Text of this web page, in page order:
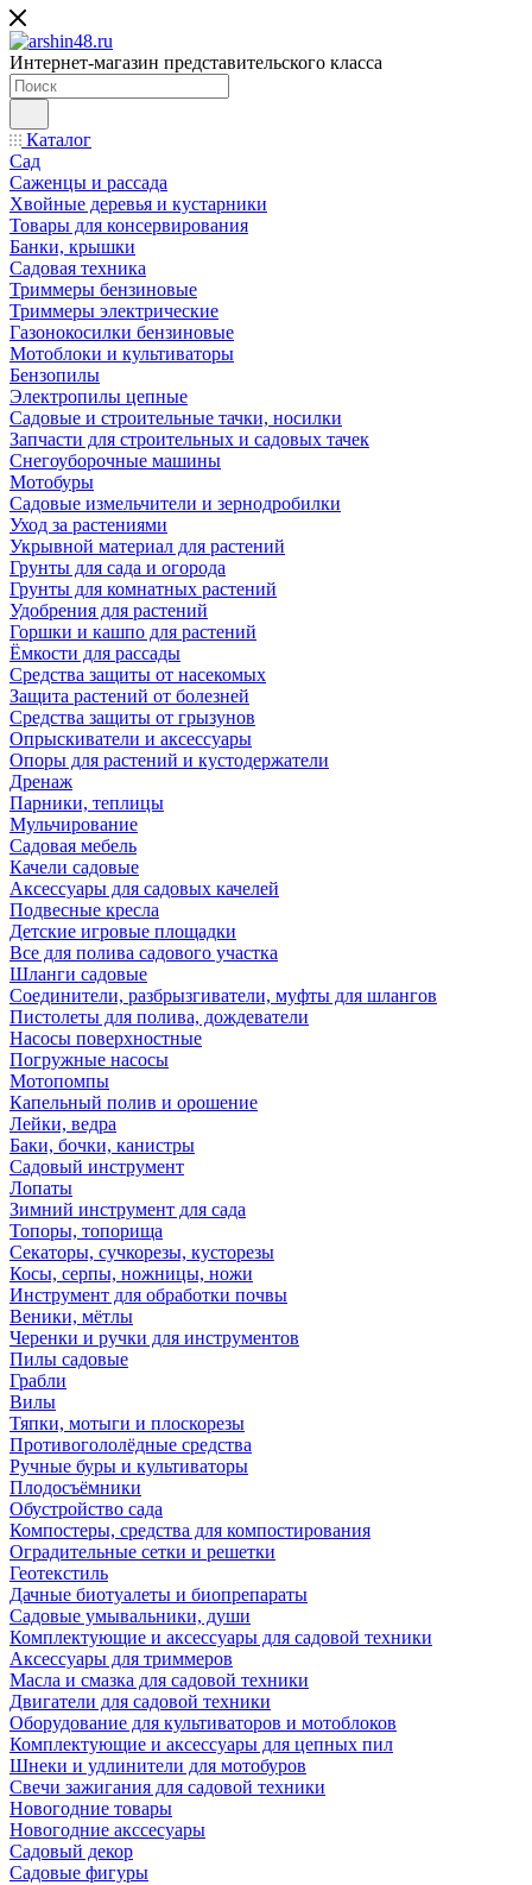
Интернет-магазин представительского класса
Каталог
Сад
Саженцы и рассада
Хвойные деревья и кустарники
Товары для консервирования
Банки, крышки
Садовая техника
Триммеры бензиновые
Триммеры электрические
Газонокосилки бензиновые
Мотоблоки и культиваторы
Бензопилы
Электропилы цепные
Садовые и строительные тачки, носилки
Запчасти для строительных и садовых тачек
Снегоуборочные машины
Мотобуры
Садовые измельчители и зернодробилки
Уход за растениями
Укрывной материал для растений
Грунты для сада и огорода
Грунты для комнатных растений
Удобрения для растений
Горшки и кашпо для растений
Ёмкости для рассады
Средства защиты от насекомых
Защита растений от болезней
Средства защиты от грызунов
Опрыскиватели и аксессуары
Опоры для растений и кустодержатели
Дренаж
Парники, теплицы
Мульчирование
Садовая мебель
Качели садовые
Аксессуары для садовых качелей
Подвесные кресла
Детские игровые площадки
Все для полива садового участка
Шланги садовые
Соединители, разбрызгиватели, муфты для шлангов
Пистолеты для полива, дождеватели
Насосы поверхностные
Погружные насосы
Мотопомпы
Капельный полив и орошение
Лейки, ведра
Баки, бочки, канистры
Садовый инструмент
Лопаты
Зимний инструмент для сада
Топоры, топорища
Секаторы, сучкорезы, кусторезы
Косы, серпы, ножницы, ножи
Инструмент для обработки почвы
Веники, мётлы
Черенки и ручки для инструментов
Пилы садовые
Грабли
Вилы
Тяпки, мотыги и плоскорезы
Противогололёдные средства
Ручные буры и культиваторы
Плодосъёмники
Обустройство сада
Компостеры, средства для компостирования
Оградительные сетки и решетки
Геотекстиль
Дачные биотуалеты и биопрепараты
Садовые умывальники, души
Комплектующие и аксессуары для садовой техники
Аксессуары для триммеров
Масла и смазка для садовой техники
Двигатели для садовой техники
Оборудование для культиваторов и мотоблоков
Комплектующие и аксессуары для цепных пил
Шнеки и удлинители для мотобуров
Свечи зажигания для садовой техники
Новогодние товары
Новогодние акссесуары
Садовый декор
Садовые фигуры